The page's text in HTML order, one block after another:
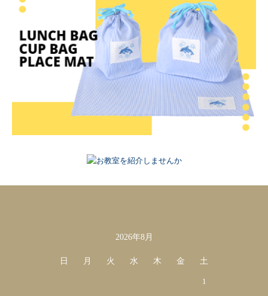
2026年8月
日 月 火 水 木 金 土
1